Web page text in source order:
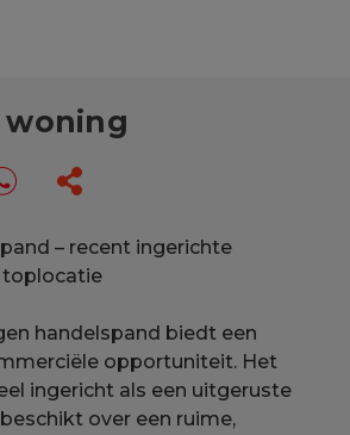
woning
– recent ingerichte
toplocatie
handelspand biedt een
opportuniteit. Het
ingericht als een uitgeruste
over een ruime,